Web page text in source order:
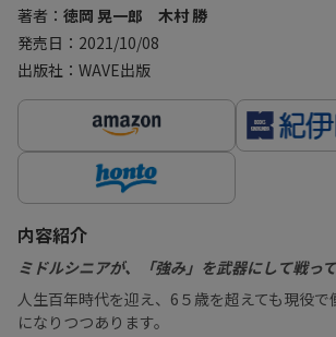
著者： 徳岡 晃一郎 木村 勝
発売日：2021/10/08
出版社：WAVE出版
内容紹介
ミドルシニアが、「強み」を武器にして戦っ
人生百年時代を迎え、6５歳を超えても現役
になりつつあります。